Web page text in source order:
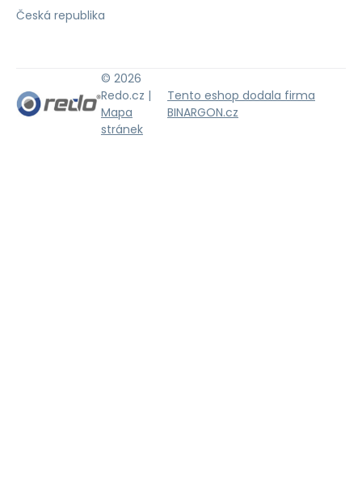
Česká republika
© 2026
Redo.cz |
Mapa
stránek
Tento eshop dodala firma
BINARGON.cz